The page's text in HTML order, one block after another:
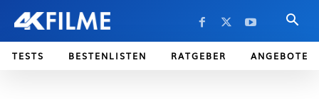
TESTS BESTENLISTEN RATGEBER ANGEBOTE